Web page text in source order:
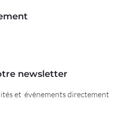
newsletter
et évènements directement